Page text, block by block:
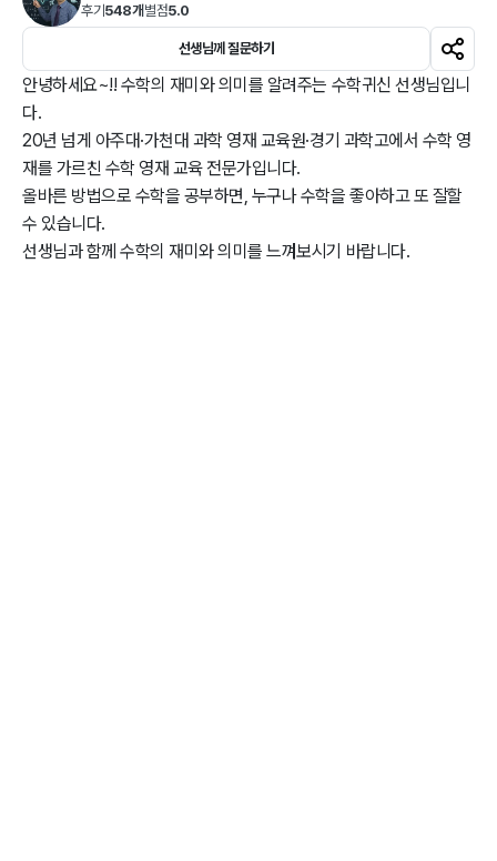
후기 548개 별점5.0
선생님께 질문하기
안녕하세요~!! 수학의 재미와 의미를 알려주는 수학귀신 선생님입니
다.
20년 넘게 아주대·가천대 과학 영재 교육원·경기 과학고에서 수학 영
재를 가르친 수학 영재 교육 전문가입니다.
올바른 방법으로 수학을 공부하면, 누구나 수학을 좋아하고 또 잘할
수 있습니다.
선생님과 함께 수학의 재미와 의미를 느껴보시기 바랍니다.